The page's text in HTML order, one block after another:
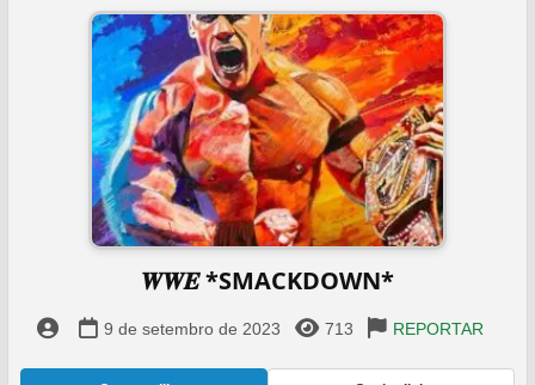
𝑾𝑾𝑬 *SMACKDOWN*
9 de setembro de 2023 713 REPORTAR